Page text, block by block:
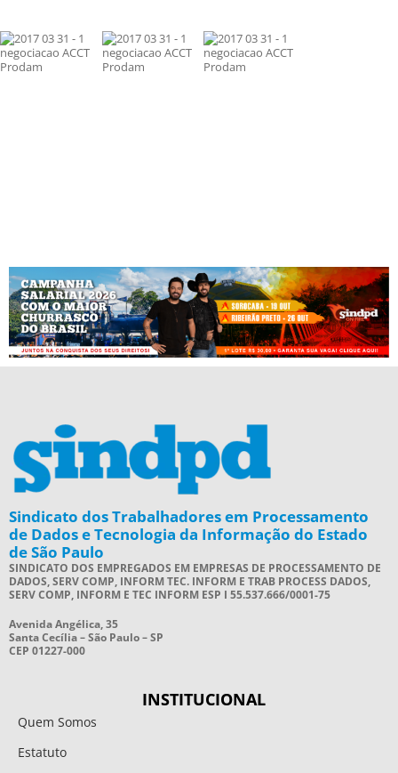
Sindicato dos Trabalhadores em Processamento
de Dados e Tecnologia da Informação do Estado
de São Paulo
SINDICATO DOS EMPREGADOS EM EMPRESAS DE PROCESSAMENTO DE
DADOS, SERV COMP, INFORM TEC. INFORM E TRAB PROCESS DADOS,
SERV COMP, INFORM E TEC INFORM ESP I 55.537.666/0001-75
Avenida Angélica, 35
Santa Cecília – São Paulo – SP
CEP 01227-000
INSTITUCIONAL
Quem Somos
Estatuto